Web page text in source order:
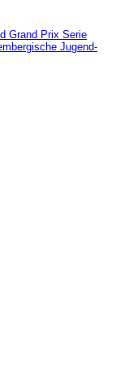
Grand Prix Serie
Jugend-